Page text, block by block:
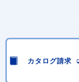
カタログ請求